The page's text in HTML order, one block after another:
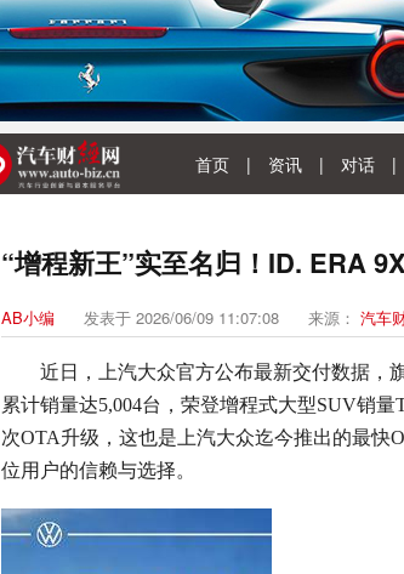
首页 | 资讯 | 对话 |
“增程新王”实至名归！ID. ERA
AB小编 发表于 2026/06/09 11:07:08 来源： 汽车
近日，上汽大众官方公布最新交付数据，
累计销量达5,004台，荣登增程式大型SUV销
次OTA升级，这也是上汽大众迄今推出的最快
位用户的信赖与选择。